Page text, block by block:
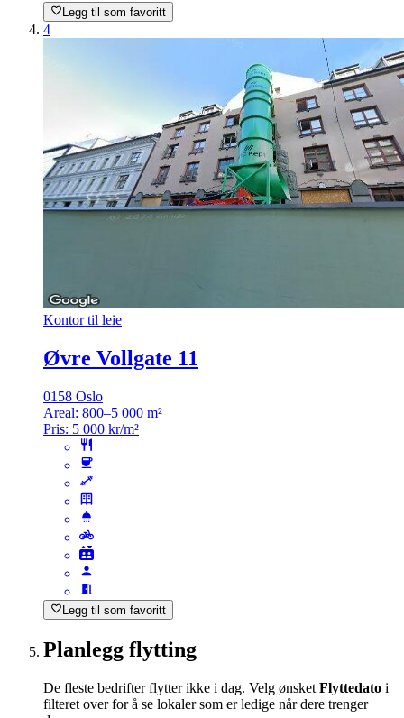
Legg til som favoritt
4
Kontor til leie
Øvre Vollgate 11
0158 Oslo
Areal: 800–5 000 m²
Pris: 5 000 kr/m²
Legg til som favoritt
Planlegg flytting
De fleste bedrifter flytter ikke i dag. Velg ønsket Flyttedato i
filteret over for å se lokaler som er ledige når dere trenger